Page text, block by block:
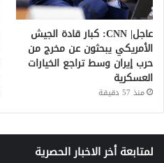
عاجل| CNN: كبار قادة الجيش
الأمريكي يبحثون عن مخرج من
حرب إيران وسط تراجع الخيارات
العسكرية
منذ 57 دقيقة
لمتابعة أخر الاخبار الحصرية